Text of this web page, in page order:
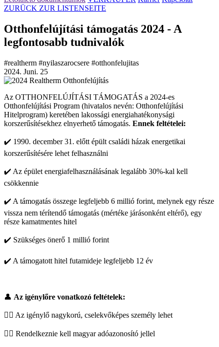
ZURÜCK ZUR LISTENSEITE
Otthonfelújítási támogatás 2024 - A
legfontosabb tudnivalók
#realtherm #nyilaszarocsere #otthonfelujitas
2024. Juni. 25
Az OTTHONFELÚJÍTÁSI TÁMOGATÁS a 2024-es
Otthonfelújítási Program (hivatalos nevén: Otthonfelújítási
Hitelprogram) keretében lakossági energiahatékonysági
korszerűsítésekhez elnyerhető támogatás. Ennek feltételei:
✔️ 1990. december 31. előtt épült családi házak energetikai
korszerűsítésére lehet felhasználni
✔️ Az épület energiafelhasználásának legalább 30%-kal kell
csökkennie
✔️ A támogatás összege legfeljebb 6 millió forint, melynek egy része
vissza nem térítendő támogatás (mértéke járásonként eltérő), egy
része kamatmentes hitel
✔️ Szükséges önerő 1 millió forint
✔️ A támogatott hitel futamideje legfeljebb 12 év
👤 Az igénylőre vonatkozó feltételek:
👉🏼 Az igénylő nagykorú, cselekvőképes személy lehet
👉🏼 Rendelkeznie kell magyar adóazonosító jellel